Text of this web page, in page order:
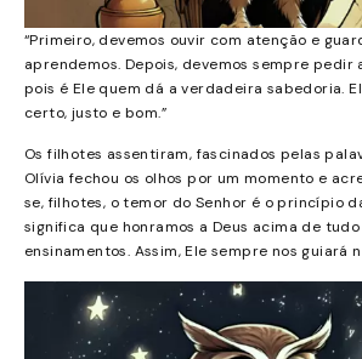
“Primeiro, devemos ouvir com atenção e
aprendemos. Depois, devemos sempre pedir
pois é Ele quem dá a verdadeira sabedoria.
certo, justo e bom.”
Os filhotes assentiram, fascinados pelas
Olívia fechou os olhos por um momento e
se, filhotes, o temor do Senhor é o princípio
significa que honramos a Deus acima de tudo
ensinamentos. Assim, Ele sempre nos guiará